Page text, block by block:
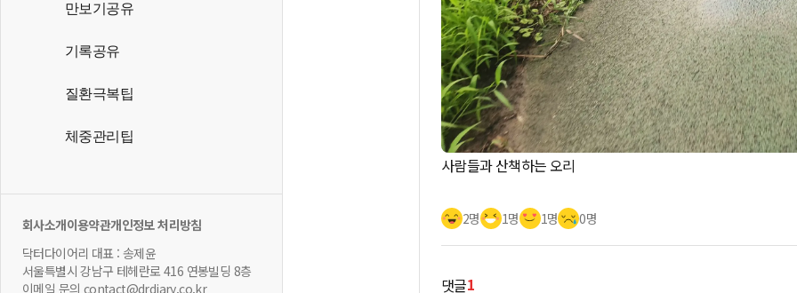
만보기공유
기록공유
질환극복팁
체중관리팁
회사소개이용약관개인정보 처리방침
닥터다이어리 대표 : 송제윤
서울특별시 강남구 테헤란로 416 연봉빌딩 8층
이메일 문의 contact@drdiary.co.kr
사람들과 산책하는 오리
2명 1명 1명 0명
댓글1